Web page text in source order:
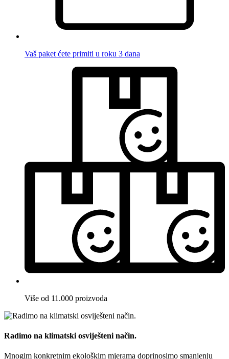
Vaš paket ćete primiti u roku 3 dana
Više od 11.000 proizvoda
Radimo na klimatski osviješteni način.
Mnogim konkretnim ekološkim mjerama doprinosimo smanjenju